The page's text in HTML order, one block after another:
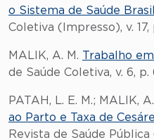
o Sistema de Saúde
Coletiva (Impresso), v. 17,
MALIK, A. M. Trabalho
de Saúde Coletiva, v. 6, p.
PATAH, L. E. M.; MALIK,
ao Parto e Taxa de
Revista de Saúde Pública